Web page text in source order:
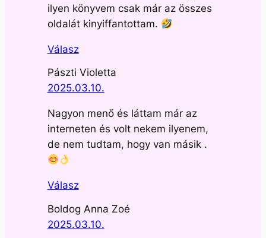
ilyen könyvem csak már az összes
oldalát kinyiffantottam.
Válasz
Pászti Violetta
2025.03.10.
Nagyon menő és láttam már az
interneten és volt nekem ilyenem,
de nem tudtam, hogy van másik .
Válasz
Boldog Anna Zoé
2025.03.10.